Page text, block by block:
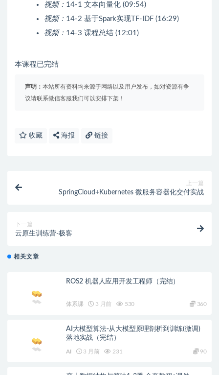
视频： 14-1 文本向量化 (09:54)
视频： 14-2 基于Spark实现TF-IDF (16:29)
视频： 14-3 课程总结 (12:01)
本课程已完结
声明： 本站所有资料均来源于网络以及用户发布，如对资源有争
议请联系微信客服我们可以安排下架！
收藏 海报 链接
上一篇
SpringCloud+Kubernetes 微服务容器化交付实战
下一篇
云原生训练营-极客
相关文章
ROS2 机器人应用开发工程师（完结）
体系课 3 月前 530 360
AI大模型算法-从大模型原理剖析到训练(微调)
落地实战（完结）
AI 3 月前 231 90